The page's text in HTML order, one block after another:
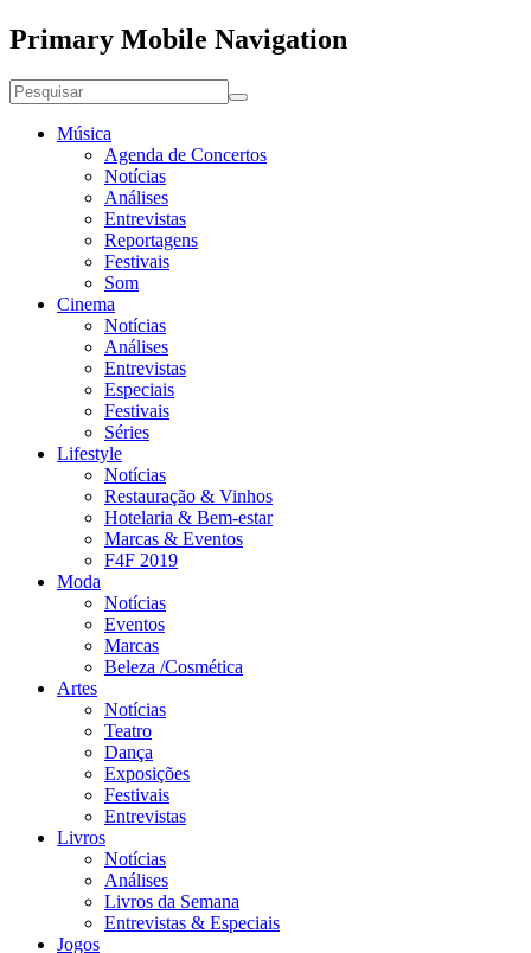
Primary Mobile Navigation
Música
Agenda de Concertos
Notícias
Análises
Entrevistas
Reportagens
Festivais
Som
Cinema
Notícias
Análises
Entrevistas
Especiais
Festivais
Séries
Lifestyle
Notícias
Restauração & Vinhos
Hotelaria & Bem-estar
Marcas & Eventos
F4F 2019
Moda
Notícias
Eventos
Marcas
Beleza /Cosmética
Artes
Notícias
Teatro
Dança
Exposições
Festivais
Entrevistas
Livros
Notícias
Análises
Livros da Semana
Entrevistas & Especiais
Jogos